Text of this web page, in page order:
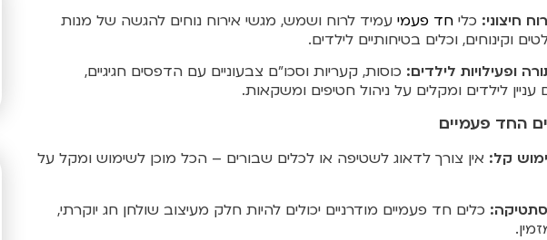
חיצוני: כלי חד פעמי עמיד לרוח ושמש, מגשי אירוח נוחים להגשה של מנות
וקינוחים, וכלים בטיחותיים לילדים.
ופעילויות לילדים: כוסות, קעריות וסכו"ם צבעוניים עם הדפסים חגיגיים,
עניין לילדים ומקלים על ניהול חטיפים ומשקאות.
החד פעמיים
קל: אין צורך לדאוג לשטיפה או לכלים שבורים – הכל מוכן לשימוש ומקל על
כלים חד פעמיים מודרניים יכולים להיות חלק מעיצוב שולחן חג יוקרתי,